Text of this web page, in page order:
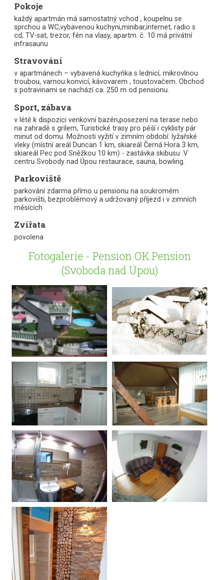
Pokoje
každý apartmán má samostatný vchod , koupelnu se
sprchou a WC,vybavenou kuchyni,minibar,internet, radio s
cd, TV-sat, trezor, fén na vlasy, apartm. č. 10 má privátní
infrasaunu
Stravování
v apartmánech – vybavená kuchyňka s lednicí, mikrovlnou
troubou, varnou konvicí, kávovarem , toustovačem. Obchod
s potravinami se nachází ca. 250 m od pensionu.
Sport, zábava
v létě k dispozici venkovní bazén,posezení na terase nebo
na zahradě s grilem, Turistické trasy pro pěší i cyklisty pár
minut od domu. Možnosti vyžití v zimním období: lyžařské
vleky (místní areál Duncan 1 km, skiareál Černá Hora 3 km,
skiareál Pec pod Sněžkou 10 km) - zastávka skibusu .V
centru Svobody nad Úpou restaurace, sauna, bowling.
Parkoviště
parkování zdarma přímo u pensionu na soukromém
parkovišti, bezproblémový a udržovaný příjezd i v zimních
měsících
Zvířata
povolena
Fotogalerie - Pension OK.Pension
(Svoboda nad Úpou)